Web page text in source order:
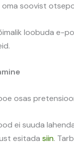
soovist
loobuda e-
osas
ei suuda
esitada siin.